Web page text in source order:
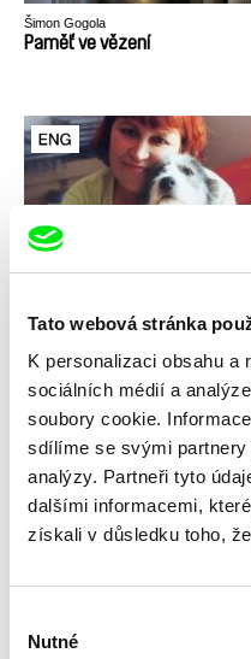
Tato webová stránka
K personalizaci obsahu a
sociálních médií a
soubory cookie.
sdílíme se svými
analýzy. Partneři tyto
dalšími informacemi,
získali v důsledku toho,
souhlasu
Nutné
Šimon Gogola
Paměť ve vězení
Paweł Łoziński
Paní z Ukrajiny
Charlene Shih
Papa Blue